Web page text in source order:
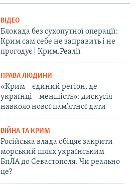
ВІДЕО
Блокада без сухопутної операції:
Крим сам себе не заправить і не
прогодує | Крим.Реалії
ПРАВА ЛЮДИНИ
«Крим – єдиний регіон, де
українці – меншість»: дискусія
навколо нової пам'ятної дати
ВІЙНА ТА КРИМ
Російська влада обіцяє закрити
морський шлях українським
БпЛА до Севастополя. Чи реально
це?